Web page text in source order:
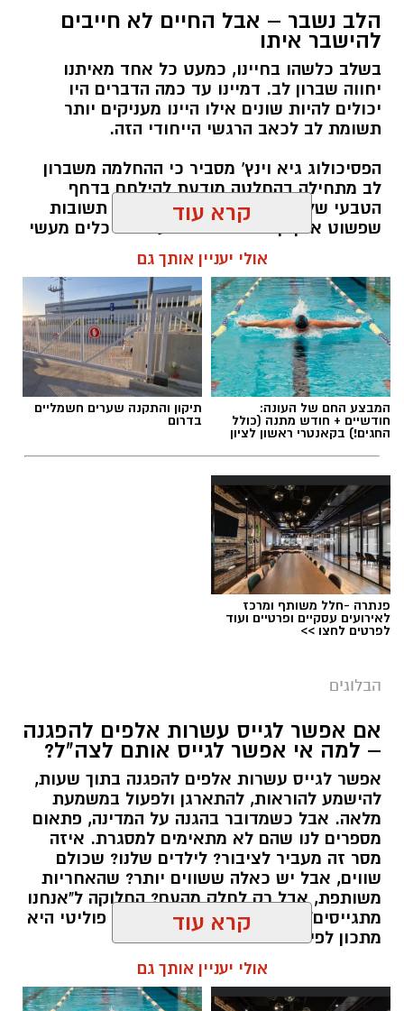
יש לכם מידע חשוב שטרם נחשף? צילומים מאירוע
חדשותי? מצאתם טעות בכתבה? נשמח שתשתפו
אותנו
הלב נשבר – אבל החיים לא חייבים
להישבר איתו
בשלב כלשהו בחיינו, כמעט כל אחד מאיתנו
יחווה שברון לב. דמיינו עד כמה הדברים היו
יכולים להיות שונים אילו היינו מעניקים יותר
תשומת לב לכאב הרגשי הייחודי הזה.
הפסיכולוג גיא וינץ' מסביר כי ההחלמה משברון
לב מתחילה בהחלטה מודעת להילחם בדחף
הטבעי שלנו לייפות את העבר ולחפש תשובות
שפשוט אינן קיימות. הוא מציע ארגז כלים מעשי
שיעזור לנו, בהדרגה, להשתחרר מהכאב ולהמשיך
הלב שלנו אולי נשבר לפעמים, אבל אנחנו לא
חייבים להישבר יחד איתו.
מערכת האתר / 09:04 23.07.26
תגים:טד
יש לכם מידע חשוב שטרם נחשף? צילומים מאירוע
חדשותי? מצאתם טעות בכתבה? נשמח שתשתפו
אותנו
קרא עוד
אולי יעניין אותך גם
המבצע החם של העונה:
חודשיים + חודש מתנה (כולל
החגים!) בקאנטרי ראשון לציון
תיקון והתקנה שערים חשמליים
בדרום
פנתרה -חלל משותף ומרכז
לאירועים עסקיים ופרטיים ועוד
לפרטים לחצו >>
הבלוגים
אם אפשר לגייס עשרות אלפים להפגנה
– למה אי אפשר לגייס אותם לצה"ל?
אפשר לגייס עשרות אלפים להפגנה בתוך שעות,
להישמע להוראות, להתארגן ולפעול במשמעת
מלאה. אבל כשמדובר בהגנה על המדינה, פתאום
מספרים לנו שהם לא מתאימים למסגרת. איזה
מסר זה מעביר לציבור? לילדים שלנו? שכולם
שווים, אבל יש כאלה ששווים יותר? שהאחריות
משותפת, אבל רק לחלק מהעם? החלוקה ל"אנחנו
מתגייסים" ו"הם לא" היא לא רק ויכוח פוליטי היא
מתכון לפילוג שמפורר אותנו מבפנים.
קרא עוד
אולי יעניין אותך גם